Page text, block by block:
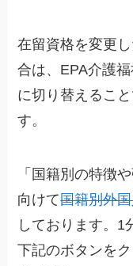
在留資格を変更
合は、EPA介護
に切り替えるこ
す。
「国籍別の特徴
向けて国籍別外
しております。1
下記のボタンを